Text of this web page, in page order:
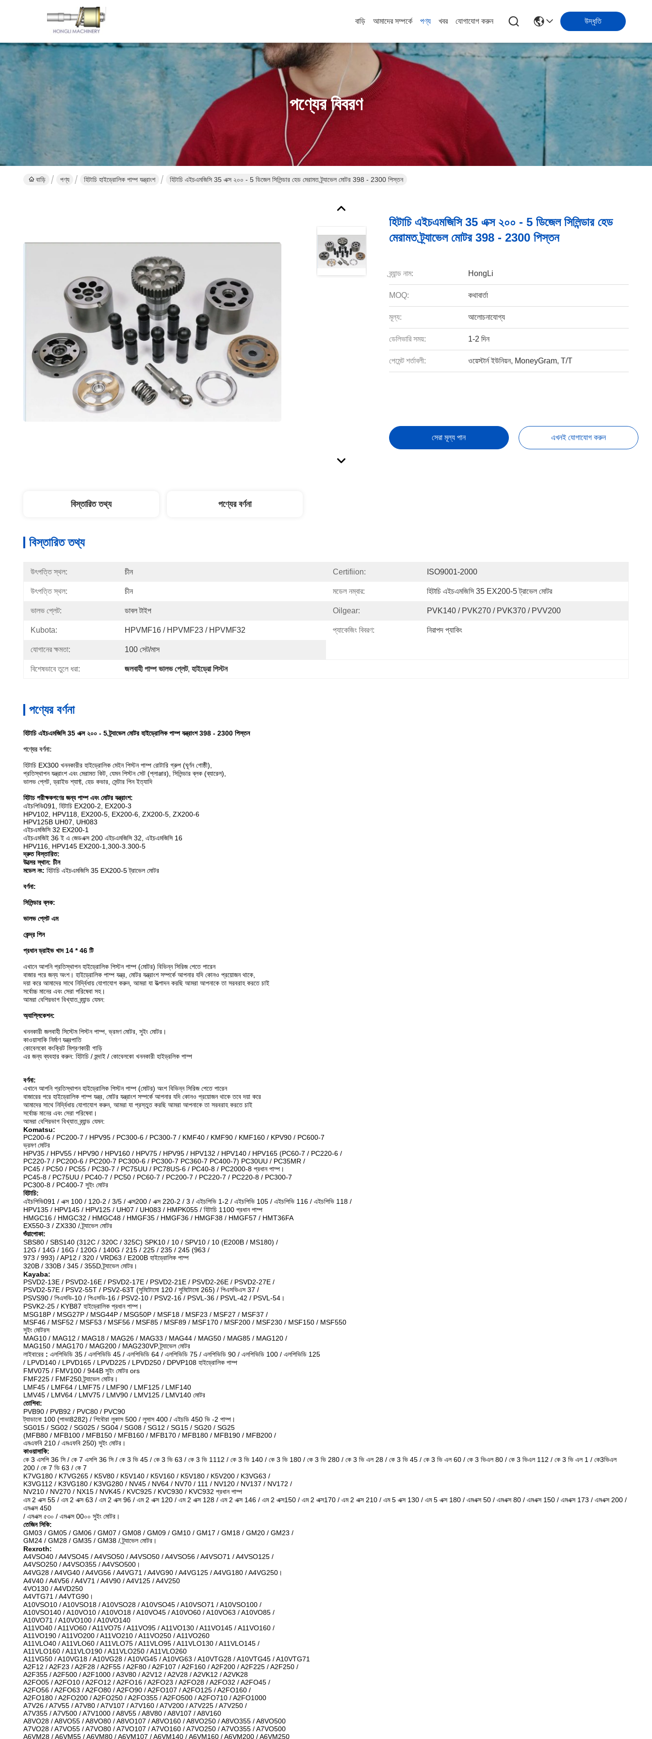
বাড়ি আমাদের সম্পর্কে পণ্য খবর যোগাযোগ করুন উদ্ধৃতি
পণ্যের বিবরণ
বাড়ি পণ্য হিটাচি হাইড্রোলিক পাম্প যন্ত্রাংশ হিটাচি এইচএমজিসি 35 এক্স ২০০ - 5 ডিজেল সিলিন্ডার হেড মেরামত ট্র্যাভেল মোটর 398 - 2300 পিস্তন
হিটাচি এইচএমজিসি 35 এক্স ২০০ - 5 ডিজেল সিলিন্ডার হেড
মেরামত ট্র্যাভেল মোটর 398 - 2300 পিস্তন
ব্র্যান্ড নাম: HongLi
MOQ: কথাবার্তা
মূল্য: আলোচনাযোগ্য
ডেলিভারি সময়: 1-2 দিন
পেমেন্ট শর্তাবলী: ওয়েস্টার্ন ইউনিয়ন, MoneyGram, T/T
সেরা মূল্য পান এখনই যোগাযোগ করুন
বিস্তারিত তথ্য পণ্যের বর্ণনা
বিস্তারিত তথ্য
উৎপত্তি স্থল: চীন Certifiion: ISO9001-2000
উৎপত্তি স্থল: চীন মডেল নম্বার: হিটাচি এইচএমজিসি 35 EX200-5 ট্রাভেল মোটর
ভালভ প্লেট: ডাবল টাইপ Oilgear: PVK140 / PVK270 / PVK370 / PVV200
Kubota: HPVMF16 / HPVMF23 / HPVMF32 প্যাকেজিং বিবরণ: নিরাপদ প্যাকিং
যোগানের ক্ষমতা: 100 সেট/মাস
বিশেষভাবে তুলে ধরা: জলবাহী পাম্প ভালভ প্লেট, হাইড্রো পিস্টন
পণ্যের বর্ণনা
হিটাচি এইচএমজিসি 35 এক্স ২০০ - 5 ট্র্যাভেল মোটর হাইড্রোলিক পাম্প যন্ত্রাংশ 398 - 2300 পিস্তন
পণ্যের বর্ণনা:
হিটাচি EX300 খননকারীর হাইড্রোলিক মেইন পিস্টন পাম্প রোটারি গ্রুপ (ঘূর্ণন গোষ্ঠী),
প্রতিস্থাপন যন্ত্রাংশ এবং মেরামত কিট, যেমন পিস্টন সেট (প্লাঞ্জার), সিলিন্ডার ব্লক (ব্যারেল),
ভালভ প্লেট, ড্রাইভ শ্যাফ্ট, হেড কভার, সেন্টার পিন ইত্যাদি
হিটাচ পরীক্ষকগণের জন্য পাম্প এবং মোটর যন্ত্রাংশ:
এইচপিভি091, হিটাচি EX200-2, EX200-3
HPV102, HPV118, EX200-5, EX200-6, ZX200-5, ZX200-6
HPV125B UH07, UH083
এইচএমজিসি 32 EX200-1
এইচএমজিই 36 ই এ জেডএক্স 200 এইচএমজিসি 32, এইচএমজিসি 16
HPV116, HPV145 EX200-1,300-3.300-5
দ্রুত বিস্তারিত:
উত্সের স্থান: চীন
মডেল নং: হিটাচি এইচএমজিসি 35 EX200-5 ট্রাভেল মোটর
বর্ণনা:
সিলিন্ডার ব্লক:
ভালভ প্লেট এম
কেন্দ্র পিন
প্রধান ড্রাইভ খাদ 14 * 46 টি
এখানে আপনি প্রতিস্থাপন হাইড্রোলিক পিস্টন পাম্প (মোটর) বিভিন্ন সিরিজ পেতে পারেন
বাজার পরে জন্য অংশ। হাইড্রোলিক পাম্প যন্ত্র, মোটর যন্ত্রাংশ সম্পর্কে আপনার যদি কোনও প্রয়োজন থাকে,
দয়া করে আমাদের সাথে নির্দ্বিধায় যোগাযোগ করুন, আমরা যা উত্পাদন করছি আমরা আপনাকে তা সরবরাহ করতে চাই
সর্বোচ্চ মানের এবং সেরা পরিষেবা সহ।
আমরা বেশিরভাগ বিখ্যাত ব্র্যান্ড যেমন:
অ্যাপ্লিকেশন:
খননকারী জলবাহী সিস্টেম পিস্টন পাম্প, ভ্রমণ মোটর, সুইং মোটর।
কাওয়াসাকি নির্মাণ যন্ত্রপাতি
কোবেলকো কংক্রিট মিশ্রণকারী গাড়ি
এর জন্য ব্যবহার করুন: হিটাচি / হুন্দাই / কোবেলকো খননকারী হাইড্রলিক পাম্প
বর্ণনা:
এখানে আপনি প্রতিস্থাপন হাইড্রোলিক পিস্টন পাম্প (মোটর) অংশ বিভিন্ন সিরিজ পেতে পারেন
বাজারের পরে হাইড্রোলিক পাম্প যন্ত্র, মোটর যন্ত্রাংশ সম্পর্কে আপনার যদি কোনও প্রয়োজন থাকে তবে দয়া করে
আমাদের সাথে নির্দ্বিধায় যোগাযোগ করুন, আমরা যা প্রস্তুত করছি আমরা আপনাকে তা সরবরাহ করতে চাই
সর্বোচ্চ মানের এবং সেরা পরিষেবা।
আমরা বেশিরভাগ বিখ্যাত ব্র্যান্ড যেমন:
Komatsu:
PC200-6 / PC200-7 / HPV95 / PC300-6 / PC300-7 / KMF40 / KMF90 / KMF160 / KPV90 / PC600-7
ভ্রমণ মোটর
HPV35 / HPV55 / HPV90 / HPV160 / HPV75 / HPV95 / HPV132 / HPV140 / HPV165 (PC60-7 / PC220-6 /
PC220-7 / PC200-6 / PC200-7 PC300-6 / PC300-7 PC360-7 PC400-7) PC30UU / PC35MR /
PC45 / PC50 / PC55 / PC30-7 / PC75UU / PC78US-6 / PC40-8 / PC2000-8 প্রধান পাম্প।
PC45-8 / PC75UU / PC40-7 / PC50 / PC60-7 / PC200-7 / PC220-7 / PC220-8 / PC300-7
PC300-8 / PC400-7 সুইং মোটর
হিটাচি:
এইচপিভি091 / এক্স 100 / 120-2 / 3/5 / এক্স200 / এক্স 220-2 / 3 / এইচপিভি 1-2 / এইচপিভি 105 / এইচপিভি 116 / এইচপিভি 118 /
HPV135 / HPV145 / HPV125 / UH07 / UH083 / HMPK055 / হিটাচি 1100 প্রধান পাম্প
HMGC16 / HMGC32 / HMGC48 / HMGF35 / HMGF36 / HMGF38 / HMGF57 / HMT36FA
EX550-3 / ZX330 / ট্র্যাভেল মোটর
শুঁয়াপোকা:
SBS80 / SBS140 (312C / 320C / 325C) SPK10 / 10 / SPV10 / 10 (E200B / MS180) /
12G / 14G / 16G / 120G / 140G / 215 / 225 / 235 / 245 (963 /
973 / 993) / AP12 / 320 / VRD63 / E200B হাইড্রোলিক পাম্প
320B / 330B / 345 / 355D ট্র্যাভেল মোটর।
Kayaba:
PSVD2-13E / PSVD2-16E / PSVD2-17E / PSVD2-21E / PSVD2-26E / PSVD2-27E /
PSVD2-57E / PSV2-55T / PSV2-63T (সুমিটোমো 120 / সুমিটোমো 265) / পিএসভিএস 37 /
PSVS90 / পিএসভি-10 / পিএসভি-16 / PSV2-10 / PSV2-16 / PSVL-36 / PSVL-42 / PSVL-54।
PSVK2-25 / KYB87 হাইড্রোলিক প্রধান পাম্প।
MSG18P / MSG27P / MSG44P / MSG50P / MSF18 / MSF23 / MSF27 / MSF37 /
MSF46 / MSF52 / MSF53 / MSF56 / MSF85 / MSF89 / MSF170 / MSF200 / MSF230 / MSF150 / MSF550
সুইং মোটরস
MAG10 / MAG12 / MAG18 / MAG26 / MAG33 / MAG44 / MAG50 / MAG85 / MAG120 /
MAG150 / MAG170 / MAG200 / MAG230VP ট্র্যাভেল মোটর
লাইবারের : এলপিভিডি 35 / এলপিভিডি 45 / এলপিভিডি 64 / এলপিভিডি 75 / এলপিভিডি 90 / এলপিভিডি 100 / এলপিভিডি 125
/ LPVD140 / LPVD165 / LPVD225 / LPVD250 / DPVP108 হাইড্রোলিক পাম্প
FMV075 / FMV100 / 944B সুইং মোটর ors
FMF225 / FMF250 ট্র্যাভেল মোটর।
LMF45 / LMF64 / LMF75 / LMF90 / LMF125 / LMF140
LMV45 / LMV64 / LMV75 / LMV90 / LMV125 / LMV140 মোটর
তোশিবা:
PVB90 / PVB92 / PVC80 / PVC90
ট্যাডানো 100 (পাভা8282) / শিবৌরা লুকাস 500 / লুসাস 400 / এইচডি 450 ভি -2 পাম্প।
SG015 / SG02 / SG025 / SG04 / SG08 / SG12 / SG15 / SG20 / SG25
(MFB80 / MFB100 / MFB150 / MFB160 / MFB170 / MFB180 / MFB190 / MFB200 /
এমএফবি 210 / এমএফবি 250) সুইং মোটর।
কাওয়াসাকি:
কে 3 এসপি 36 সি / কে 7 এসপি 36 সি / কে 3 ভি 45 / কে 3 ভি 63 / কে 3 ভি 1112 / কে 3 ভি 140 / কে 3 ভি 180 / কে 3 ভি 280 / কে 3 ভি এল 28 / কে 3 ভি 45 / কে 3 ভি এল 60 / কে 3 ভিএল 80 / কে 3 ভিএল 112 / কে 3 ভি এল 1 / কে3ভিএল
200 / কে 7 ভি 63 / কে 7
K7VG180 / K7VG265 / K5V80 / K5V140 / K5V160 / K5V180 / K5V200 / K3VG63 /
K3VG112 / K3VG180 / K3VG280 / NV45 / NV64 / NV70 / 111 / NV120 / NV137 / NV172 /
NV210 / NV270 / NX15 / NVK45 / KVC925 / KVC930 / KVC932 প্রধান পাম্প
এম 2 এক্স 55 / এম 2 এক্স 63 / এম 2 এক্স 96 / এম 2 এক্স 120 / এম 2 এক্স 128 / এম 2 এক্স 146 / এম 2 এক্স150 / এম 2 এক্স170 / এম 2 এক্স 210 / এম 5 এক্স 130 / এম 5 এক্স 180 / এমএক্স 50 / এমএক্স 80 / এমএক্স 150 / এমএক্স 173 / এমএক্স 200 /
এমএক্স 450
/ এমএক্স ৫৩০ / এমএক্স 00০০ সুইং মোটর।
তেজিন সিকি:
GM03 / GM05 / GM06 / GM07 / GM08 / GM09 / GM10 / GM17 / GM18 / GM20 / GM23 /
GM24 / GM28 / GM35 / GM38 / ট্র্যাভেল মোটর।
Rexroth:
A4VSO40 / A4VSO45 / A4VSO50 / A4VSO50 / A4VSO56 / A4VSO71 / A4VSO125 /
A4VSO250 / A4VSO355 / A4VSO500।
A4VG28 / A4VG40 / A4VG56 / A4VG71 / A4VG90 / A4VG125 / A4VG180 / A4VG250।
A4V40 / A4V56 / A4V71 / A4V90 / A4V125 / A4V250
4VO130 / A4VD250
A4VTG71 / A4VTG90।
A10VSO10 / A10VSO18 / A10VSO28 / A10VSO45 / A10VSO71 / A10VSO100 /
A10VSO140 / A10VO10 / A10VO18 / A10VO45 / A10VO60 / A10VO63 / A10VO85 /
A10VO71 / A10VO100 / A10VO140
A11VO40 / A11VO60 / A11VO75 / A11VO95 / A11VO130 / A11VO145 / A11VO160 /
A11VO190 / A11VO200 / A11VO210 / A11VO250 / A11VO260
A11VLO40 / A11VLO60 / A11VLO75 / A11VLO95 / A11VLO130 / A11VLO145 /
A11VLO160 / A11VLO190 / A11VLO250 / A11VLO260
A11VG50 / A10VG18 / A10VG28 / A10VG45 / A10VG63 / A10VTG28 / A10VTG45 / A10VTG71
A2F12 / A2F23 / A2F28 / A2F55 / A2F80 / A2F107 / A2F160 / A2F200 / A2F225 / A2F250 /
A2F355 / A2F500 / A2F1000 / A3V80 / A2V12 / A2V28 / A2VK12 / A2VK28
A2FO05 / A2FO10 / A2FO12 / A2FO16 / A2FO23 / A2FO28 / A2FO32 / A2FO45 /
A2FO56 / A2FO63 / A2FO80 / A2FO90 / A2FO107 / A2FO125 / A2FO160 /
A2FO180 / A2FO200 / A2FO250 / A2FO355 / A2FO500 / A2FO710 / A2FO1000
A7V26 / A7V55 / A7V80 / A7V107 / A7V160 / A7V200 / A7V225 / A7V250 /
A7V355 / A7V500 / A7V1000 / A8V55 / A8V80 / A8V107 / A8V160
A8VO28 / A8VO55 / A8VO80 / A8VO107 / A8VO160 / A8VO250 / A8VO355 / A8VO500
A7VO28 / A7VO55 / A7VO80 / A7VO107 / A7VO160 / A7VO250 / A7VO355 / A7VO500
A6VM28 / A6VM55 / A6VM80 / A6VM107 / A6VM140 / A6VM160 / A6VM200 / A6VM250